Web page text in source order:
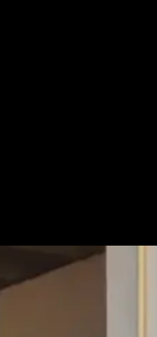
de
por